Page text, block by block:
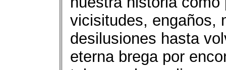
vicisitudes, engaños,
desilusiones hasta
eterna brega por